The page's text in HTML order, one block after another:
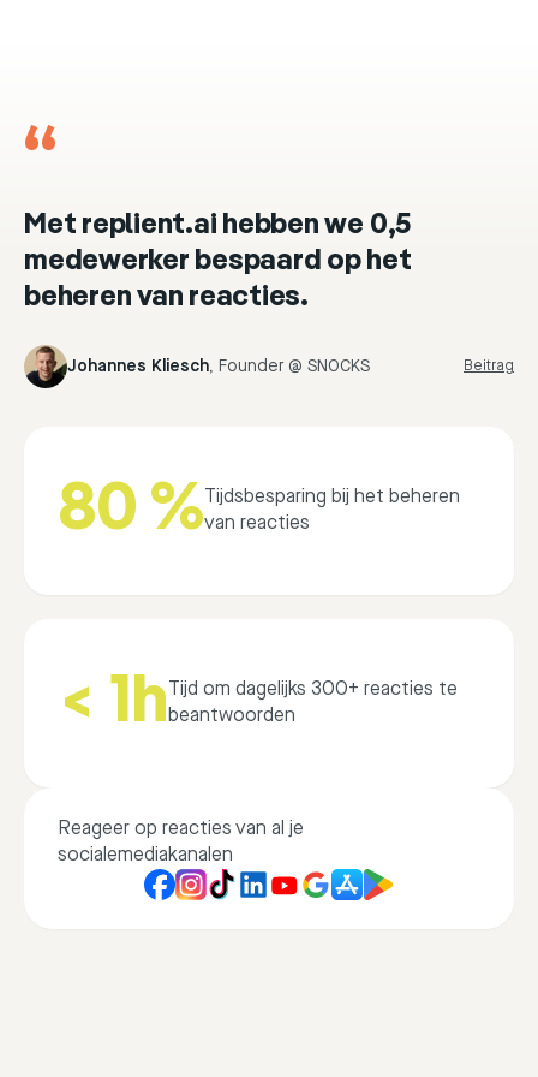
“
Met replient.ai hebben we 0,5
medewerker bespaard op het
beheren van reacties.
Johannes Kliesch, Founder @ SNOCKS Beitrag
80 %Tijdsbesparing bij het beheren
van reacties
< 1hTijd om dagelijks 300+ reacties te
beantwoorden
Reageer op reacties van al je
socialemediakanalen